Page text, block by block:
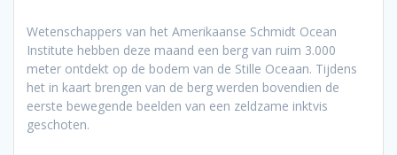
Wetenschappers van het Amerikaanse Schmidt Ocean
Institute hebben deze maand een berg van ruim 3.000
meter ontdekt op de bodem van de Stille Oceaan. Tijdens
het in kaart brengen van de berg werden bovendien de
eerste bewegende beelden van een zeldzame inktvis
geschoten.